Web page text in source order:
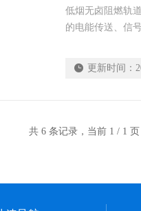
低烟无卤阻燃轨
的电能传送、信
品适用于交流额
更新时间：
共 6 条记录，当前 1 / 1